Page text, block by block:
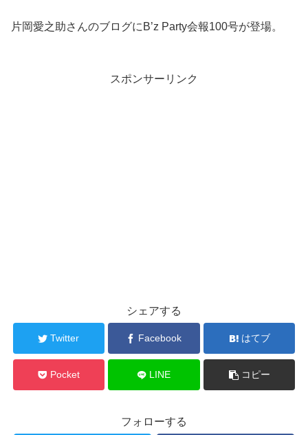
片岡愛之助さんのブログにB’z Party会報100号が登場。
スポンサーリンク
シェアする
Twitter Facebook はてブ
Pocket LINE コピー
フォローする